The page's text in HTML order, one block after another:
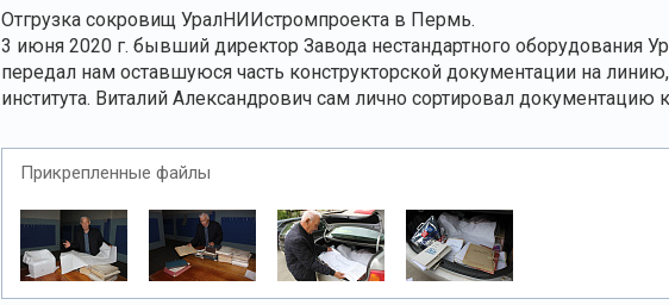
Отгрузка сокровищ УралНИИстромпроекта в Пермь.
3 июня 2020 г. бывший директор Завода нестандартного оборудования
передал нам оставшуюся часть конструкторской документации на
института. Виталий Александрович сам лично сортировал документацию
Прикрепленные файлы